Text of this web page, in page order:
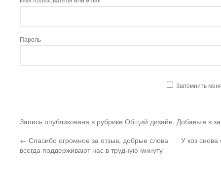
Пароль
Запомнить
Запись опубликована в рубрике Общий дизайн. Добавьте в
← Спасибо огромное за отзыв, добрые слова
всегда поддерживают нас в трудную минуту
У коз